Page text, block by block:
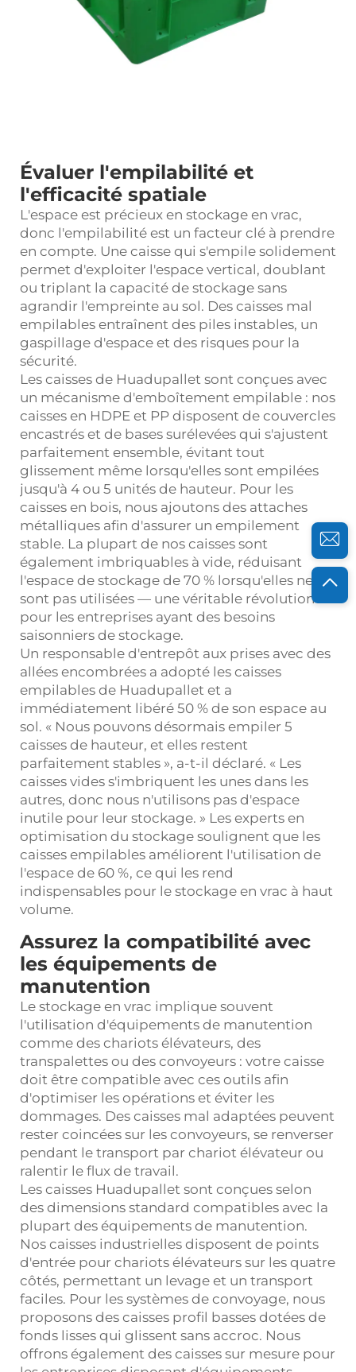
Évaluer l'empilabilité et
l'efficacité spatiale
L'espace est précieux en stockage en vrac,
donc l'empilabilité est un facteur clé à prendre
en compte. Une caisse qui s'empile solidement
permet d'exploiter l'espace vertical, doublant
ou triplant la capacité de stockage sans
agrandir l'empreinte au sol. Des caisses mal
empilables entraînent des piles instables, un
gaspillage d'espace et des risques pour la
sécurité.
Les caisses de Huadupallet sont conçues avec
un mécanisme d'emboîtement empilable : nos
caisses en HDPE et PP disposent de couvercles
encastrés et de bases surélevées qui s'ajustent
parfaitement ensemble, évitant tout
glissement même lorsqu'elles sont empilées
jusqu'à 4 ou 5 unités de hauteur. Pour les
caisses en bois, nous ajoutons des attaches
métalliques afin d'assurer un empilement
stable. La plupart de nos caisses sont
également imbriquables à vide, réduisant
l'espace de stockage de 70 % lorsqu'elles ne
sont pas utilisées — une véritable révolution
pour les entreprises ayant des besoins
saisonniers de stockage.
Un responsable d'entrepôt aux prises avec des
allées encombrées a adopté les caisses
empilables de Huadupallet et a
immédiatement libéré 50 % de son espace au
sol. « Nous pouvons désormais empiler 5
caisses de hauteur, et elles restent
parfaitement stables », a-t-il déclaré. « Les
caisses vides s'imbriquent les unes dans les
autres, donc nous n'utilisons pas d'espace
inutile pour leur stockage. » Les experts en
optimisation du stockage soulignent que les
caisses empilables améliorent l'utilisation de
l'espace de 60 %, ce qui les rend
indispensables pour le stockage en vrac à haut
volume.
Assurez la compatibilité avec
les équipements de
manutention
Le stockage en vrac implique souvent
l'utilisation d'équipements de manutention
comme des chariots élévateurs, des
transpalettes ou des convoyeurs : votre caisse
doit être compatible avec ces outils afin
d'optimiser les opérations et éviter les
dommages. Des caisses mal adaptées peuvent
rester coincées sur les convoyeurs, se renverser
pendant le transport par chariot élévateur ou
ralentir le flux de travail.
Les caisses Huadupallet sont conçues selon
des dimensions standard compatibles avec la
plupart des équipements de manutention.
Nos caisses industrielles disposent de points
d'entrée pour chariots élévateurs sur les quatre
côtés, permettant un levage et un transport
faciles. Pour les systèmes de convoyage, nous
proposons des caisses profil basses dotées de
fonds lisses qui glissent sans accroc. Nous
offrons également des caisses sur mesure pour